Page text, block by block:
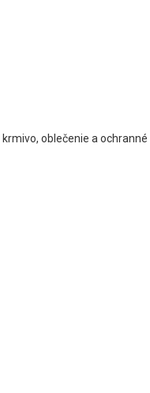
oblečenie a ochranné